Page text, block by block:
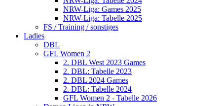
NRW-Liga: Games 2025
NRW-Liga: Tabelle 2025
FS / Training / sonstiges
Ladies
DBL
GFL Women 2
2. DBL West 2023 Games
2. DBL: Tabelle 2023
2. DBL 2024 Games
2. DBL: Tabelle 2024
GFL Women 2 - Tabelle 2026